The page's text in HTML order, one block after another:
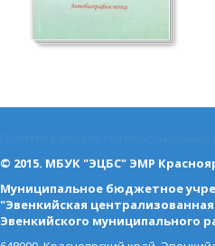
© 2015. МБУК "ЭЦБС" ЭМР
Муниципальное бюджетное
"Эвенкийская
Эвенкийского муниципального